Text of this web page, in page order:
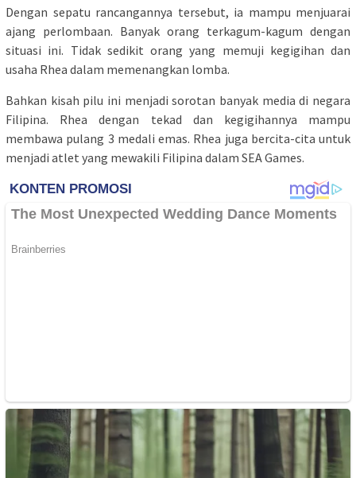
Dengan sepatu rancangannya tersebut, ia mampu menjuarai
ajang perlombaan. Banyak orang terkagum-kagum dengan
situasi ini. Tidak sedikit orang yang memuji kegigihan dan
usaha Rhea dalam memenangkan lomba.
Bahkan kisah pilu ini menjadi sorotan banyak media di negara
Filipina. Rhea dengan tekad dan kegigihannya mampu
membawa pulang 3 medali emas. Rhea juga bercita-cita untuk
menjadi atlet yang mewakili Filipina dalam SEA Games.